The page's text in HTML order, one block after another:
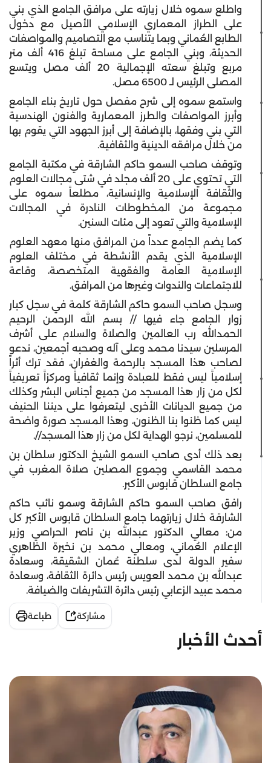
واطلع سموه خلال زيارته على مرافق الجامع الذي بني
على الطراز المعماري الإسلامي الأصيل مع دخول
الطابع العُماني وبما يتناسب مع التصاميم والمواصفات
الحديثة، وبني الجامع على مساحة تبلغ 416 ألف متر
مربع وتبلغ سعته الإجمالية 20 ألف مصل ويتسع
المصلى الرئيس لـ 6500 مصل.
واستمع سموه إلى شرح مفصل حول تاريخ بناء الجامع
وأبرز المواصفات والطرز المعمارية والفنون الهندسية
التي بني وفقها، بالإضافة إلى أبرز الجهود التي يقوم بها
من خلال مرافقه الدينية والثقافية.
وتوقف صاحب السمو حاكم الشارقة في مكتبة الجامع
التي تحتوي على 20 ألف مجلد في شتى مجالات العلوم
والثقافة الإسلامية والإنسانية، مطلعاً سموه على
مجموعة من المخطوطات النادرة في المجالات
الإسلامية والتي تعود إلى مئات السنين.
كما يضم الجامع عدداً من المرافق منها معهد العلوم
الإسلامية الذي يقدم الأنشطة في مختلف العلوم
الإسلامية العامة والفقهية المتخصصة، وقاعة
للاجتماعات والندوات وغيرها من المرافق.
وسجل صاحب السمو حاكم الشارقة كلمة في سجل كبار
زوار الجامع جاء فيها // بسم الله الرحمن الرحيم
الحمدالله رب العالمين والصلاة والسلام على أشرف
المرسلين سيدنا محمد وعلى آله وصحبه أجمعين، ندعو
لصاحب هذا المسجد بالرحمة والغفران، فقد ترك أثراً
إسلامياً ليس فقط للعبادة وإنما ثقافياً ومركزاً تعريفياً
لكل من زار هذا المسجد من جميع أجناس البشر وكذلك
من جميع الديانات الأخرى ليتعرفوا على ديننا الحنيف
ليس كما ظنوا بنا الظنون، وهذا المسجد صورة واضحة
للمسلمين، نرجو الهداية لكل من زار هذا المسجد//.
بعد ذلك أدى صاحب السمو الشيخ الدكتور سلطان بن
محمد القاسمي وجموع المصلين صلاة المغرب في
جامع السلطان قابوس الأكبر.
رافق صاحب السمو حاكم الشارقة وسمو نائب حاكم
الشارقة خلال زيارتهما جامع السلطان قابوس الأكبر كل
من: معالي الدكتور عبدالله بن ناصر الحراصي وزير
الإعلام العُماني، ومعالي محمد بن نخيرة الظاهري
سفير الدولة لدى سلطنة عُمان الشقيقة، وسعادة
عبدالله بن محمد العويس رئيس دائرة الثقافة، وسعادة
محمد عبيد الزعابي رئيس دائرة التشريفات والضيافة.
مشاركة طباعة
أحدث الأخبار